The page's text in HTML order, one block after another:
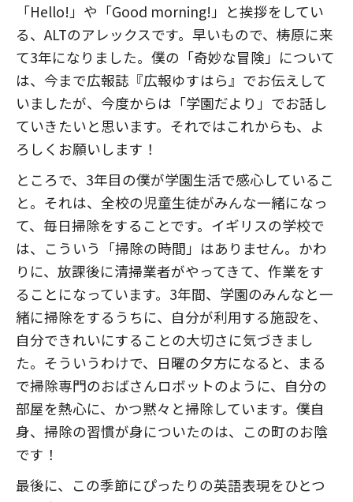
「Hello!」や「Good morning!」と挨拶をしてい
る、ALTのアレックスです。早いもので、梼原に来
て3年になりました。僕の「奇妙な冒険」について
は、今まで広報誌『広報ゆすはら』でお伝えして
いましたが、今度からは「学園だより」でお話し
ていきたいと思います。それではこれからも、よ
ろしくお願いします！
ところで、3年目の僕が学園生活で感心しているこ
と。それは、全校の児童生徒がみんな一緒になっ
て、毎日掃除をすることです。イギリスの学校で
は、こういう「掃除の時間」はありません。かわ
りに、放課後に清掃業者がやってきて、作業をす
ることになっています。3年間、学園のみんなと一
緒に掃除をするうちに、自分が利用する施設を、
自分できれいにすることの大切さに気づきまし
た。そういうわけで、日曜の夕方になると、まる
で掃除専門のおばさんロボットのように、自分の
部屋を熱心に、かつ黙々と掃除しています。僕自
身、掃除の習慣が身についたのは、この町のお陰
です！
最後に、この季節にぴったりの英語表現をひとつ